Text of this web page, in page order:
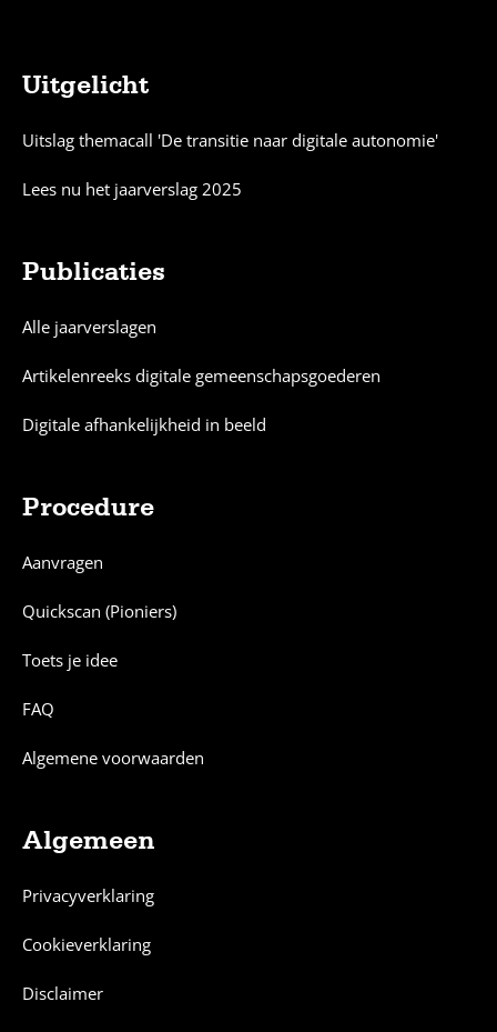
Uitgelicht
Uitslag themacall 'De transitie naar digitale autonomie'
Lees nu het jaarverslag 2025
Publicaties
Alle jaarverslagen
Artikelenreeks digitale gemeenschapsgoederen
Digitale afhankelijkheid in beeld
Procedure
Aanvragen
Quickscan (Pioniers)
Toets je idee
FAQ
Algemene voorwaarden
Algemeen
Privacyverklaring
Cookieverklaring
Disclaimer